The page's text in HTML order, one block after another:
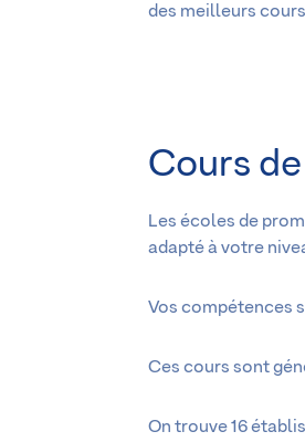
des meilleurs
Cours
Les écoles de
adapté à votre
Vos compétences
Ces cours sont
On trouve 16